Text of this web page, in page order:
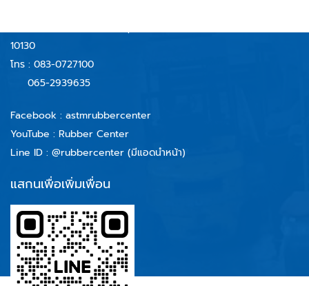
10130
โทร : 083-0727100
065-2939635
Facebook : astmrubbercenter
YouTube : Rubber Center
Line ID : @rubbercenter (มีแอดนำหน้า)
แสกนเพื่อเพิ่มเพื่อน